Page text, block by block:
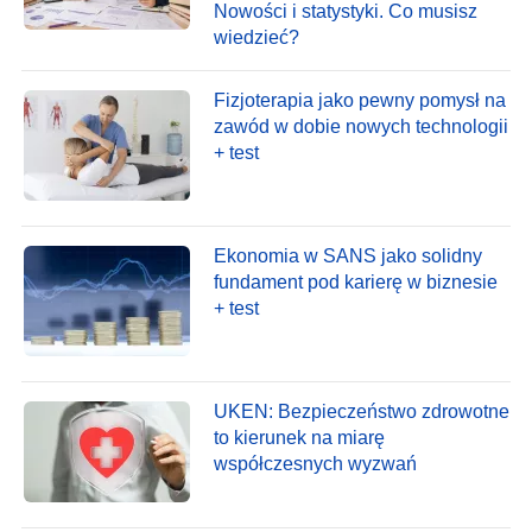
Nowości i statystyki. Co musisz
wiedzieć?
Fizjoterapia jako pewny pomysł na
zawód w dobie nowych technologii
+ test
Ekonomia w SANS jako solidny
fundament pod karierę w biznesie
+ test
UKEN: Bezpieczeństwo zdrowotne
to kierunek na miarę
współczesnych wyzwań